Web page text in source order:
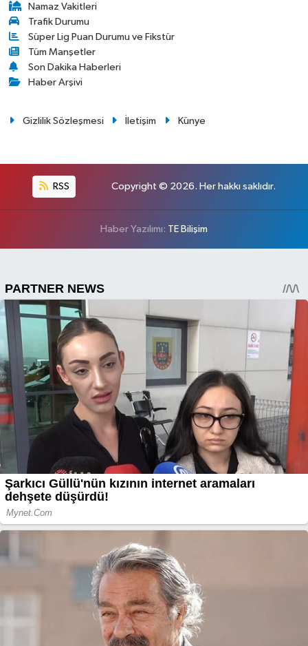
Namaz Vakitleri
Trafik Durumu
Süper Lig Puan Durumu ve Fikstür
Tüm Manşetler
Son Dakika Haberleri
Haber Arşivi
Gizlilik Sözleşmesi İletişim Künye
RSS Copyright © 2026. Her hakkı saklıdır.
Haber Yazılımı: TE Bilişim